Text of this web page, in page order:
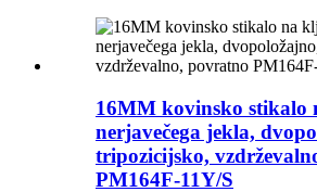
16MM kovinsko stikalo
nerjavečega jekla,
tripozicijsko,
PM164F-11Y/S